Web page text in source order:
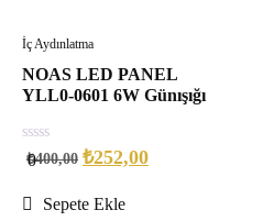
İç Aydınlatma
NOAS LED PANEL
YLL0-0601 6W Günışığı
0
out
5
0
₺400,00 ₺252,00
Sepete Ekle